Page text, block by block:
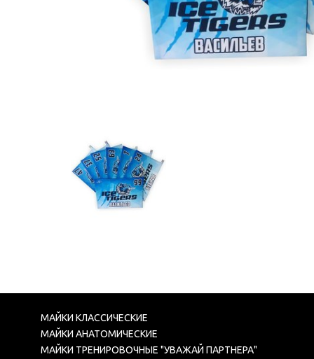
МАЙКИ КЛАССИЧЕСКИЕ
МАЙКИ АНАТОМИЧЕСКИЕ
МАЙКИ ТРЕНИРОВОЧНЫЕ "УВАЖАЙ ПАРТНЕРА"